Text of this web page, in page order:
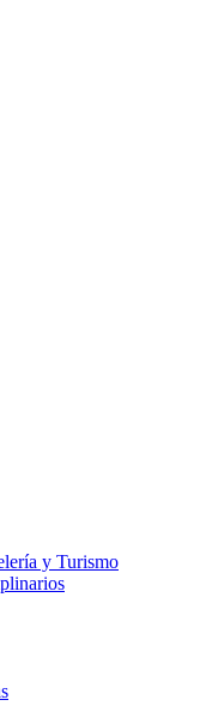
y Turismo